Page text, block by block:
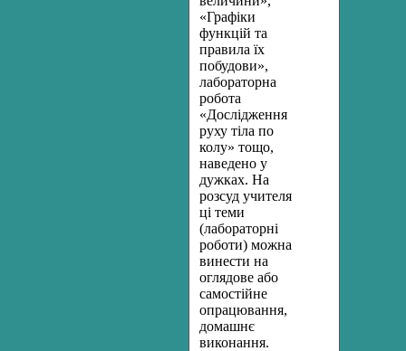
«Графіки
функцій та
правила їх
побудови»,
лабораторна
робота
«Дослідження
руху тіла по
колу» тощо,
наведено у
дужках. На
розсуд учителя
ці теми
(лабораторні
роботи) можна
винести на
оглядове або
самостійне
опрацювання,
домашнє
виконання.